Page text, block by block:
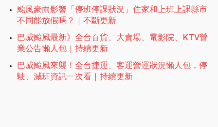
颱風豪雨影響「停班停課狀況」住家和上班上課縣市
不同能放假嗎？｜不斷更新
巴威颱風最新》全台百貨、大賣場、電影院、KTV營
業公告懶人包｜持續更新
巴威颱風來襲！全台捷運、客運營運狀況懶人包，停
駛、減班資訊一次看｜持續更新